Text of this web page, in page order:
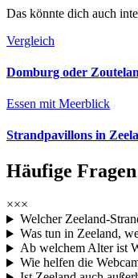
Das könnte dich auch
Vergleich
Domburg oder
Essen mit Meerblick
Strandpavillons in
Häufige Fragen
×××
Welcher Zeeland-
Was tun in Zeeland,
Ab welchem Alter ist
Wie helfen die